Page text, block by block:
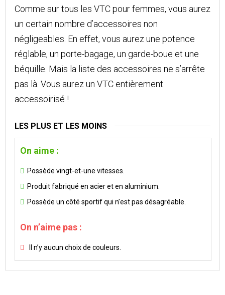
Comme sur tous les VTC pour femmes, vous aurez
un certain nombre d’accessoires non
négligeables. En effet, vous aurez une potence
réglable, un porte-bagage, un garde-boue et une
béquille. Mais la liste des accessoires ne s’arrête
pas là. Vous aurez un VTC entièrement
accessoirisé !
LES PLUS ET LES MOINS
On aime :
Possède vingt-et-une vitesses.
Produit fabriqué en acier et en aluminium.
Possède un côté sportif qui n’est pas désagréable.
On n’aime pas :
Il n’y aucun choix de couleurs.